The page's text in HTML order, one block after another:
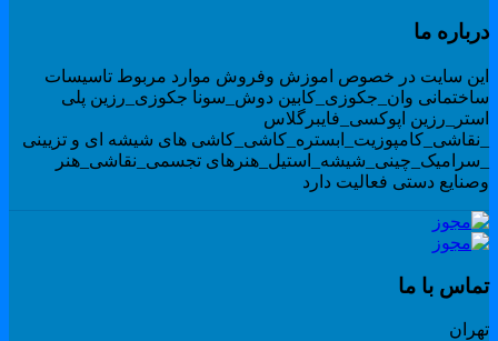
ما
سایت در خصوص اموزش وفروش موارد مربوط تاسیسات
وان_جکوزی_کابین دوش_سونا جکوزی_رزین پلی
اپوکسی_فایبرگلاس
های شیشه ای و تزیینی
تجسمی_نقاشی_هنر
دستی فعالیت دارد
با ما